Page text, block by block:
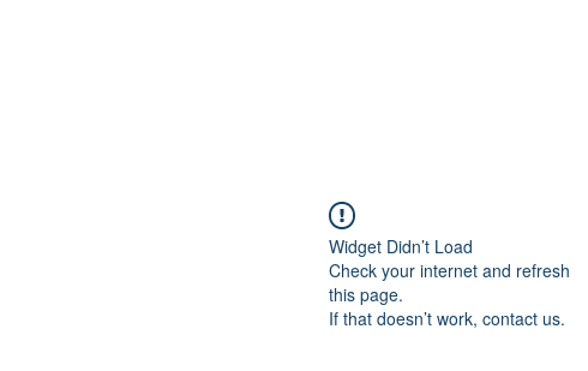
Widget Didn’t Load
Check your internet and refresh
this page.
If that doesn’t work, contact us.